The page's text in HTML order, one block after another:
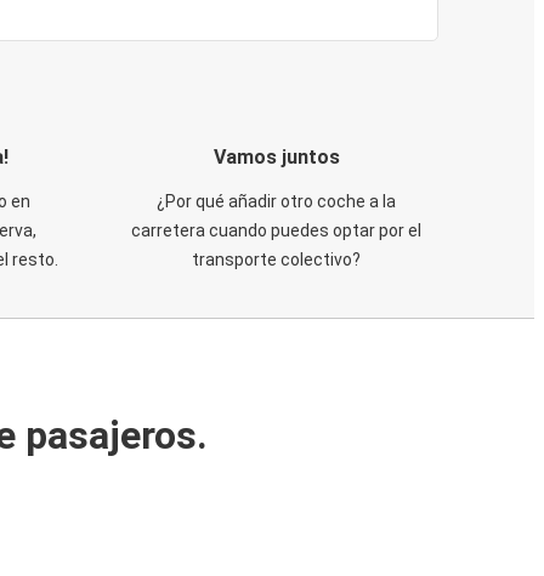
en
resto.
Vamos juntos
¿Por qué añadir otro coche a la
carretera cuando puedes optar por el
transporte colectivo?
pasajeros.